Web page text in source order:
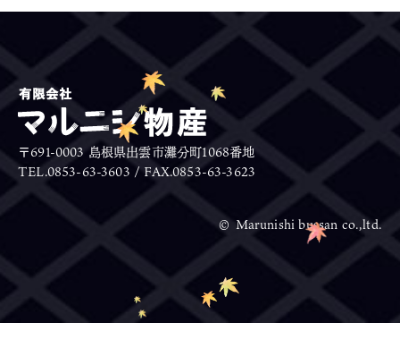
〒691-0003 島根県出雲市灘分町1068番地
TEL.0853-63-3603 / FAX.0853-63-3623
© Marunishi bussan co.,ltd.